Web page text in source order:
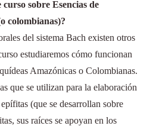
sobre Esencias de
colombianas)?
del sistema Bach existen otros
estudiaremos cómo funcionan
Amazónicas o Colombianas.
que se utilizan para la elaboración
(que se desarrollan sobre
sus raíces se apoyan en los